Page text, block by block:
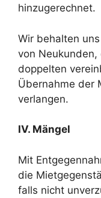
hinzugerechnet.
Wir behalten
von Neukunden,
doppelten
Übernahme der
verlangen.
IV. Mängel
Mit
die
falls nicht